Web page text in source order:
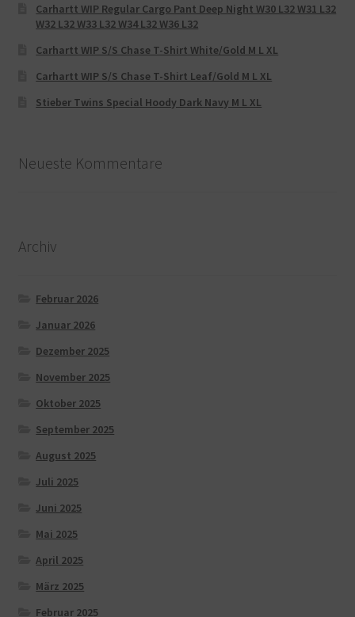
Carhartt WIP Regular Cargo Pant Deep Night W30 L32 W31 L32
W32 L32 W33 L32 W34 L32 W36 L32
Carhartt WIP S/S Chase T-Shirt White/Gold M L XL
Carhartt WIP S/S Chase T-Shirt Leaf/Gold M L XL
Stieber Twins Special Hoody Dark Navy M L XL
Neueste Kommentare
Archiv
Februar 2026
Januar 2026
Dezember 2025
November 2025
Oktober 2025
September 2025
August 2025
Juli 2025
Juni 2025
Mai 2025
April 2025
März 2025
Februar 2025